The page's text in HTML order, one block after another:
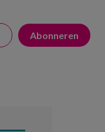
Abonneren